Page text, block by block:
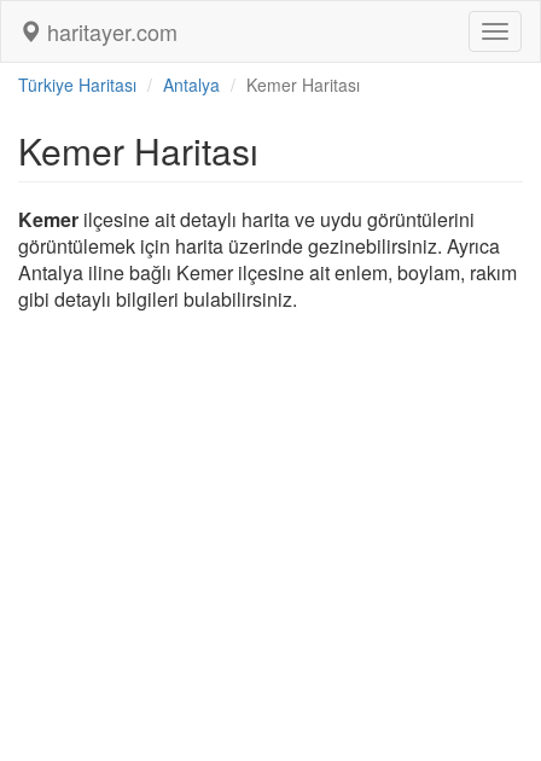
haritayer.com
Türkiye Haritası Antalya Kemer Haritası
Kemer Haritası
Kemer ilçesine ait detaylı harita ve uydu görüntülerini
görüntülemek için harita üzerinde gezinebilirsiniz. Ayrıca
Antalya iline bağlı Kemer ilçesine ait enlem, boylam, rakım
gibi detaylı bilgileri bulabilirsiniz.